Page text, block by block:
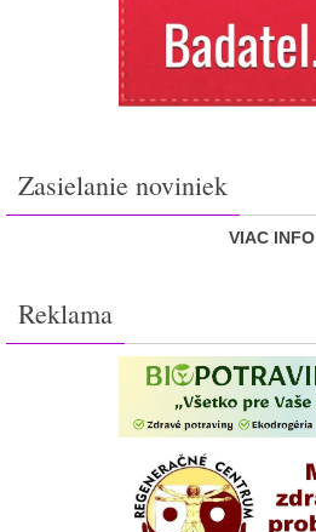
Zasielanie noviniek
VIAC INFO
Reklama